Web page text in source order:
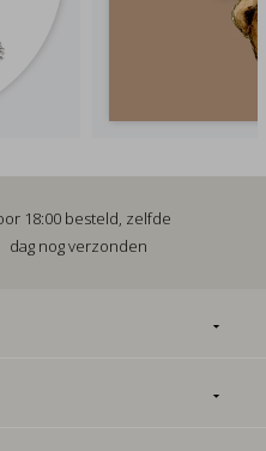
18:00 besteld, zelfde
dag nog verzonden